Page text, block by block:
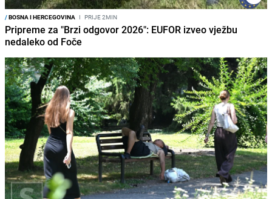
/BOSNA I HERCEGOVINA I PRIJE 2MIN
Pripreme za "Brzi odgovor 2026": EUFOR izveo vježbu
nedaleko od Foče